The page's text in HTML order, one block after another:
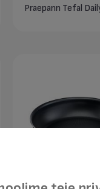
Praepann Tefal
Praepann Tefal XL